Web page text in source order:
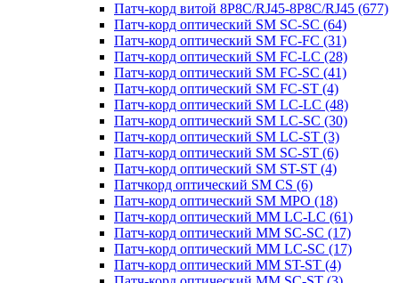
Патч-корд витой 8P8C/RJ45-8P8C/RJ45 (677)
Патч-корд оптический SM SC-SC (64)
Патч-корд оптический SM FC-FC (31)
Патч-корд оптический SM FC-LC (28)
Патч-корд оптический SM FC-SC (41)
Патч-корд оптический SM FC-ST (4)
Патч-корд оптический SM LC-LC (48)
Патч-корд оптический SM LC-SC (30)
Патч-корд оптический SM LC-ST (3)
Патч-корд оптический SM SC-ST (6)
Патч-корд оптический SM ST-ST (4)
Патчкорд оптический SM CS (6)
Патч-корд оптический SM MPO (18)
Патч-корд оптический MM LC-LC (61)
Патч-корд оптический MM SC-SC (17)
Патч-корд оптический MM LC-SC (17)
Патч-корд оптический MM ST-ST (4)